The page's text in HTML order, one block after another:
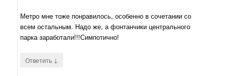
Метро мне тоже понравилось, особенно в сочетании со
всем остальным. Надо же, а фонтанчики центрального
парка заработали!!!Симпотично!
Ответить ↓